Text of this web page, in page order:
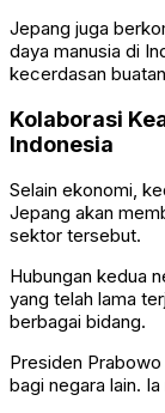
Jepang juga
daya manusia di
kecerdasan
Kolaborasi
Indonesia
Selain ekonomi,
Jepang akan
sektor tersebut.
Hubungan kedua
yang telah lama
berbagai bidang.
Presiden
bagi negara lain.